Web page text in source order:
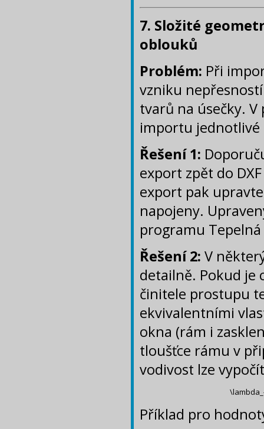
7. Složité
oblouků
Problém: Při
vzniku
tvarů na úsečky.
importu jednotlivé
Řešení 1:
export zpět do
export pak
napojeny.
programu
Řešení 2: V
detailně. Pokud je
činitele prostupu
ekvivalentními
okna (rám i
tloušťce rámu v
vodivost lze
Příklad pro